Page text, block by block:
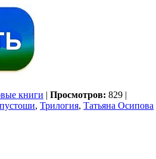
книги | Просмотров: 829 |
, Трилогия, Татьяна Осипова